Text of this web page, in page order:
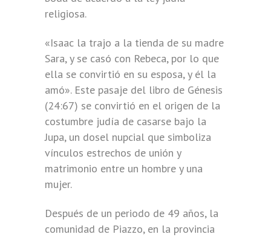
religiosa.
«Isaac la trajo a la tienda de su madre
Sara, y se casó con Rebeca, por lo que
ella se convirtió en su esposa, y él la
amó». Este pasaje del libro de Génesis
(24:67) se convirtió en el origen de la
costumbre judía de casarse bajo la
Jupa, un dosel nupcial que simboliza
vínculos estrechos de unión y
matrimonio entre un hombre y una
mujer.
Después de un periodo de 49 años, la
comunidad de Piazzo, en la provincia